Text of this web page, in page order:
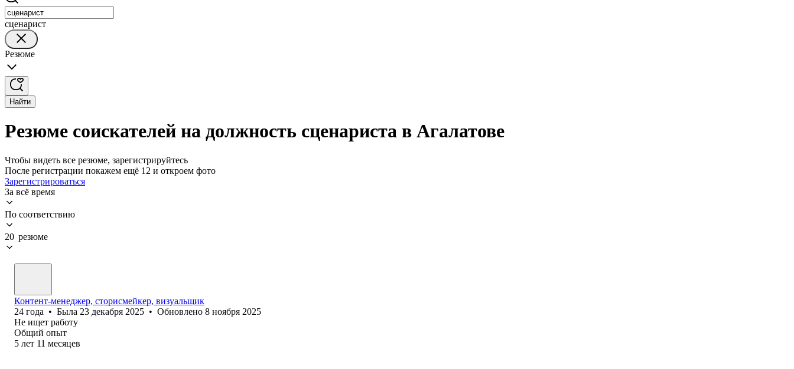
сценарист
Резюме
Найти
Резюме соискателей на должность сценариста в Агалатове
Чтобы видеть все резюме, зарегистрируйтесь
После регистрации покажем ещё 12 и откроем фото
Зарегистрироваться
За всё время
По соответствию
20 резюме
Контент-менеджер, сторисмейкер, визуальщик
24 года • Была 23 декабря 2025 • Обновлено 8 ноября 2025
Не ищет работу
Общий опыт
5 лет 11 месяцев